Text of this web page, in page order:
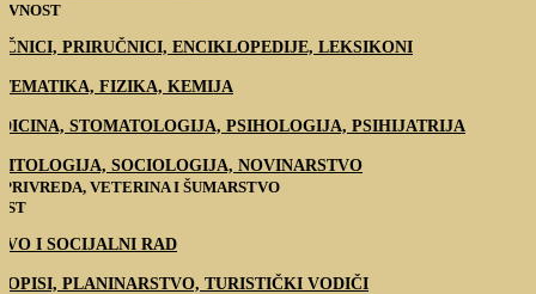
PRIRUČNICI, ENCIKLOPEDIJE, LEKSIKONI
FIZIKA, KEMIJA
STOMATOLOGIJA, PSIHOLOGIJA, PSIHIJATRIJA
SOCIOLOGIJA, NOVINARSTVO
VETERINA I ŠUMARSTVO
I SOCIJALNI RAD
PLANINARSTVO, TURISTIČKI VODIČI